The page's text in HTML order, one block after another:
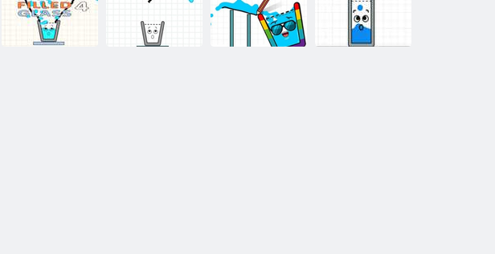
Su Damlası
Görevi
Camı doldurmak Cam arayışı Patlatmak